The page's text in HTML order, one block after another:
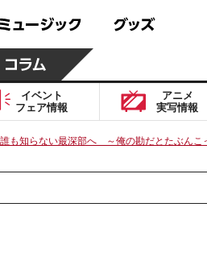
イベント
フェア情報
アニメ
実写情報
も知らない最深部へ ～俺の勘だとたぶんこ